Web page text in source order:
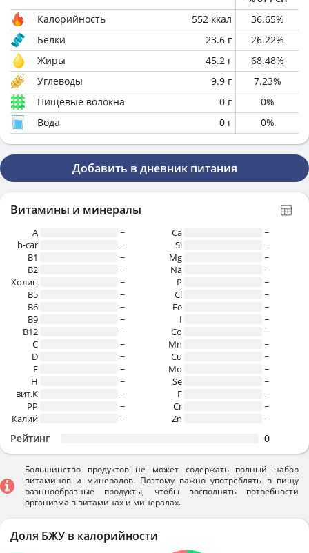
Калорийность 552 ккал 36.65%
Белки
23.6 г 26.22%
Жиры
45.2 г 68.48%
Углеводы
9.9 г 7.23%
Пищевые волокна
0 г 0%
Вода
0 г 0%
Добавить в дневник питания
Витамины и минералы
A
~
b-car
~
В1
~
B2
~
Холин
~
B5
~
B6
~
B9
~
B12
~
C
~
D
~
E
~
H
~
вит.К
~
PP
~
Калий
~
Ca
~
Si
~
Mg
~
Na
~
P
~
Cl
~
Fe
~
I
~
Co
~
Mn
~
Cu
~
Mo
~
Se
~
F
~
Cr
~
Zn
~
Рейтинг 0
Большинство продуктов не может содержать полный набор
витаминов и минералов. Поэтому важно употреблять в пищу
разннообразные продукты, чтобы восполнять потребности
организма в витаминах и минералах.
Доля БЖУ в калорийности